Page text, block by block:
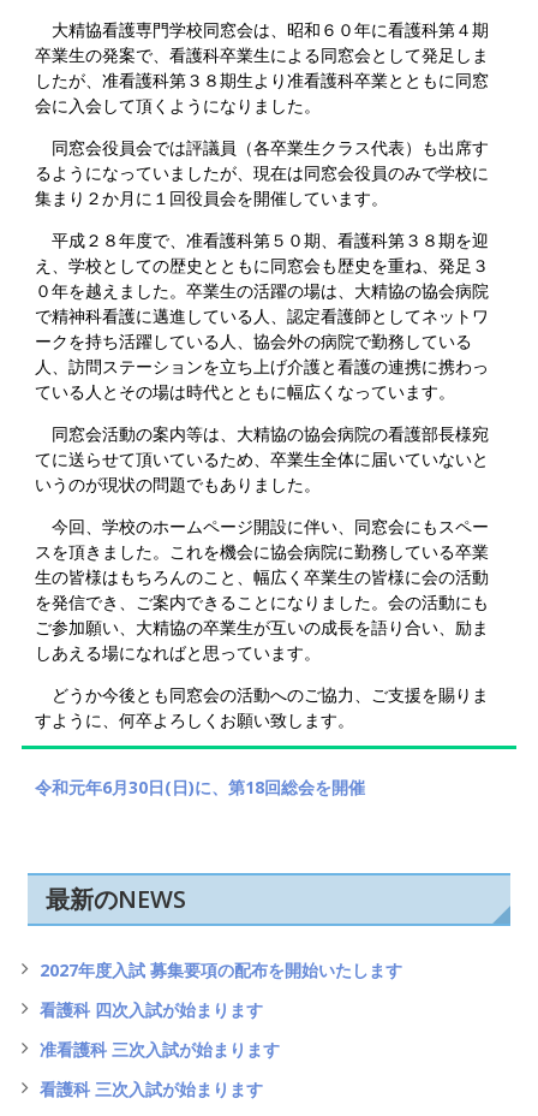
大精協看護専門学校同窓会は、昭和６０年に看護科第４期
卒業生の発案で、看護科卒業生による同窓会として発足しま
したが、准看護科第３８期生より准看護科卒業とともに同窓
会に入会して頂くようになりました。
同窓会役員会では評議員（各卒業生クラス代表）も出席す
るようになっていましたが、現在は同窓会役員のみで学校に
集まり２か月に１回役員会を開催しています。
平成２８年度で、准看護科第５０期、看護科第３８期を迎
え、学校としての歴史とともに同窓会も歴史を重ね、発足３
０年を越えました。卒業生の活躍の場は、大精協の協会病院
で精神科看護に邁進している人、認定看護師としてネットワ
ークを持ち活躍している人、協会外の病院で勤務している
人、訪問ステーションを立ち上げ介護と看護の連携に携わっ
ている人とその場は時代とともに幅広くなっています。
同窓会活動の案内等は、大精協の協会病院の看護部長様宛
てに送らせて頂いているため、卒業生全体に届いていないと
いうのが現状の問題でもありました。
今回、学校のホームページ開設に伴い、同窓会にもスペー
スを頂きました。これを機会に協会病院に勤務している卒業
生の皆様はもちろんのこと、幅広く卒業生の皆様に会の活動
を発信でき、ご案内できることになりました。会の活動にも
ご参加願い、大精協の卒業生が互いの成長を語り合い、励ま
しあえる場になればと思っています。
どうか今後とも同窓会の活動へのご協力、ご支援を賜りま
すように、何卒よろしくお願い致します。
令和元年6月30日(日)に、第18回総会を開催
最新のNEWS
2027年度入試 募集要項の配布を開始いたします
看護科 四次入試が始まります
准看護科 三次入試が始まります
看護科 三次入試が始まります